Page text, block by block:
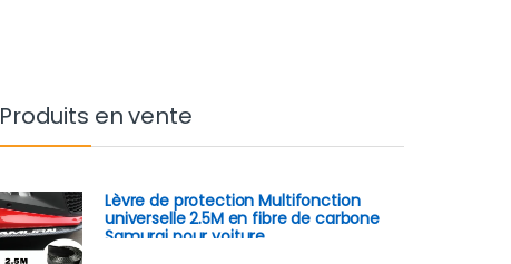
Produits en vente
Lèvre de protection Multifonction
universelle 2.5M en fibre de carbone
Samurai pour voiture